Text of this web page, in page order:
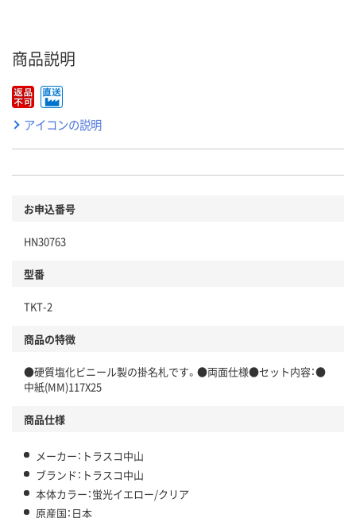
商品説明
アイコンの説明
お申込番号
HN30763
型番
TKT-2
商品の特徴
●硬質塩化ビニール製の掛名札です。●両面仕様●セット内容：●
中紙(MM)117X25
商品仕様
メーカー：トラスコ中山
ブランド：トラスコ中山
本体カラー：蛍光イエロー/クリア
原産国：日本